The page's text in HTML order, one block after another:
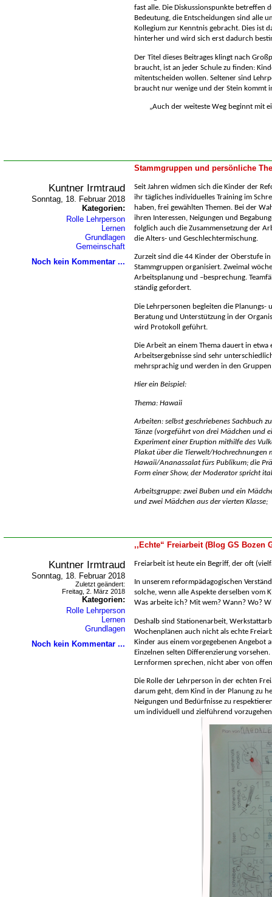
fast alle. Die Diskussionspunkte betreffen
Bedeutung, die Entscheidungen sind alle
Kollegium zur Kenntnis gebracht. Dies ist
hinterher und wird sich erst dadurch
Der Titel dieses Beitrages klingt nach
braucht, ist an jeder Schule zu finden:
mitentscheiden wollen. Seltener sind
braucht nur wenige und der Stein kommt
Auch der weiteste Weg beginnt mit
Stammgruppen und persönliche
Kuntner Irmtraud
Sonntag, 18. Februar 2018
Kategorien:
Rolle Lehrperson
Lernen
Grundlagen
Gemeinschaft
Noch kein Kommentar ...
Seit Jahren widmen sich die Kinder der
ihr tägliches individuelles Training im
haben, frei gewählten Themen. Bei der
ihren Interessen, Neigungen und
folglich auch die Zusammensetzung der
die Alters- und Geschlechtermischung.
Zurzeit sind die 44 Kinder der Oberstufe
Stammgruppen organisiert. Zweimal
Arbeitsplanung und –besprechung.
ständig gefordert.
Die Lehrpersonen begleiten die Planungs-
Beratung und Unterstützung in der
wird Protokoll geführt.
Die Arbeit an einem Thema dauert in etwa
Arbeitsergebnisse sind sehr
mehrsprachig und werden in den
Hier ein Beispiel:
Thema: Hawaii
Arbeiten: selbst geschriebenes Sachbuch
Tänze (vorgeführt von drei Mädchen und
Experiment einer Eruption mithilfe des
Plakat über die Tierwelt/Hochrechnungen
Hawaii/Ananassalat fürs Publikum; die
Form einer Show, der Moderator spricht
Arbeitsgruppe: zwei Buben und ein
und zwei Mädchen aus der vierten Klasse;
,,Echte“ Freiarbeit (Blog GS Bozen
Kuntner Irmtraud
Sonntag, 18. Februar 2018
Zuletzt geändert:
Freitag, 2. März 2018
Kategorien:
Rolle Lehrperson
Lernen
Grundlagen
Noch kein Kommentar ...
Freiarbeit ist heute ein Begriff, der oft
In unserem reformpädagogischen
solche, wenn alle Aspekte derselben vom
Was arbeite ich? Mit wem? Wann? Wo?
Deshalb sind Stationenarbeit,
Wochenplänen auch nicht als echte
Kinder aus einem vorgegebenen Angebot
Einzelnen selten Differenzierung
Lernformen sprechen, nicht aber von
Die Rolle der Lehrperson in der echten
darum geht, dem Kind in der Planung zu
Neigungen und Bedürfnisse zu
um individuell und zielführend